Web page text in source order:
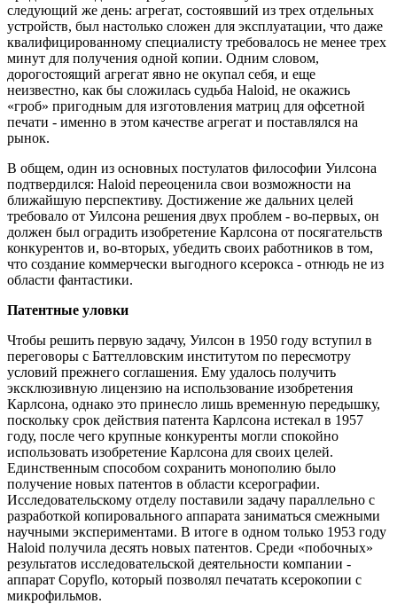
следующий же день: агрегат, состоявший из трех отдельных
устройств, был настолько сложен для эксплуатации, что даже
квалифицированному специалисту требовалось не менее трех
минут для получения одной копии. Одним словом,
дорогостоящий агрегат явно не окупал себя, и еще
неизвестно, как бы сложилась судьба Haloid, не окажись
«гроб» пригодным для изготовления матриц для офсетной
печати - именно в этом качестве агрегат и поставлялся на
рынок.
В общем, один из основных постулатов философии Уилсона
подтвердился: Haloid переоценила свои возможности на
ближайшую перспективу. Достижение же дальних целей
требовало от Уилсона решения двух проблем - во-первых, он
должен был оградить изобретение Карлсона от посягательств
конкурентов и, во-вторых, убедить своих работников в том,
что создание коммерчески выгодного ксерокса - отнюдь не из
области фантастики.
Патентные уловки
Чтобы решить первую задачу, Уилсон в 1950 году вступил в
переговоры с Баттелловским институтом по пересмотру
условий прежнего соглашения. Ему удалось получить
эксклюзивную лицензию на использование изобретения
Карлсона, однако это принесло лишь временную передышку,
поскольку срок действия патента Карлсона истекал в 1957
году, после чего крупные конкуренты могли спокойно
использовать изобретение Карлсона для своих целей.
Единственным способом сохранить монополию было
получение новых патентов в области ксерографии.
Исследовательскому отделу поставили задачу параллельно с
разработкой копировального аппарата заниматься смежными
научными экспериментами. В итоге в одном только 1953 году
Haloid получила десять новых патентов. Среди «побочных»
результатов исследовательской деятельности компании -
аппарат Copyflo, который позволял печатать ксерокопии с
микрофильмов.